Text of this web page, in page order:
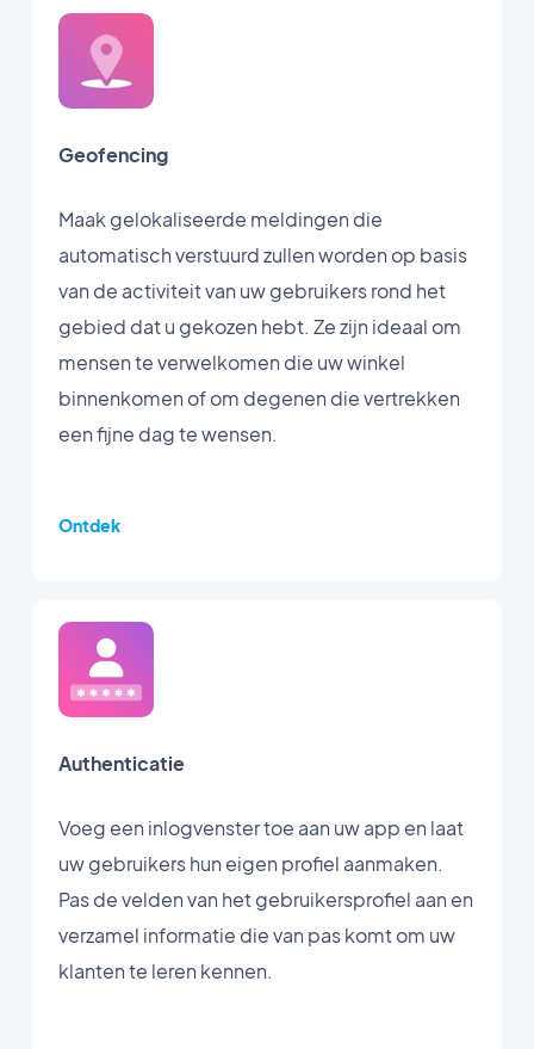
Geofencing
Maak gelokaliseerde meldingen die
automatisch verstuurd zullen worden op basis
van de activiteit van uw gebruikers rond het
gebied dat u gekozen hebt. Ze zijn ideaal om
mensen te verwelkomen die uw winkel
binnenkomen of om degenen die vertrekken
een fijne dag te wensen.
Ontdek
Authenticatie
Voeg een inlogvenster toe aan uw app en laat
uw gebruikers hun eigen profiel aanmaken.
Pas de velden van het gebruikersprofiel aan en
verzamel informatie die van pas komt om uw
klanten te leren kennen.